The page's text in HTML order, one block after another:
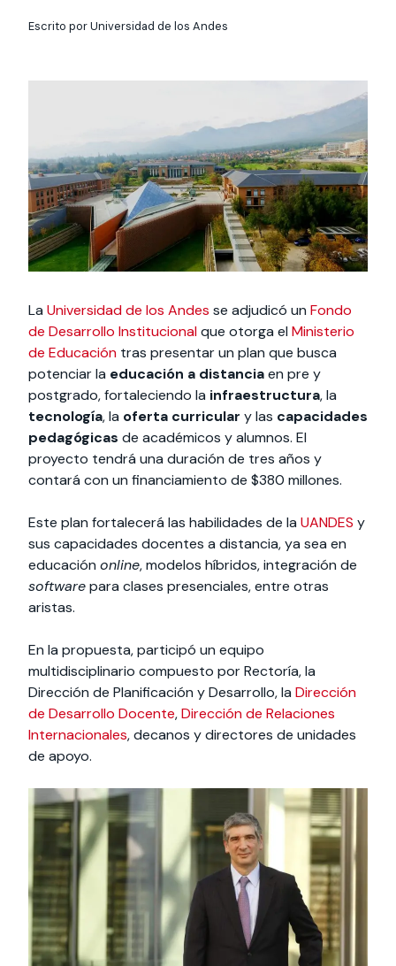
cursos
International
students
sociedad
Filantropía y Donaciones
intercambio
estudiantiles
Escrito por Universidad de los Andes
La Universidad de los Andes se adjudicó un Fondo
de Desarrollo Institucionalque otorga el Ministerio
de Educación tras presentar un plan que busca
potenciar la educación a distanciaen pre y
postgrado, fortaleciendo la infraestructura, la
tecnología, la oferta curricular y las capacidades
pedagógicas de académicos y alumnos. El
proyecto tendrá una duración de tres años y
contará con un financiamiento de $380 millones.
Este plan fortalecerá las habilidades de la UANDES y
sus capacidades docentes a distancia, ya sea en
educación online, modelos híbridos, integración de
softwarepara clases presenciales, entre otras
aristas.
En la propuesta, participó un equipo
multidisciplinario compuesto por Rectoría, la
Dirección de Planificación y Desarrollo, la Dirección
de Desarrollo Docente,Dirección de Relaciones
Internacionales, decanos y directores de unidades
de apoyo.